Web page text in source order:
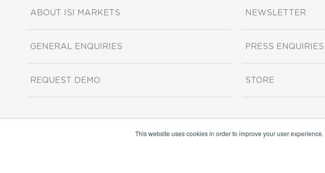
This website uses cookies in order to improve your user
ABOUT ISI MARKETS
GENERAL ENQUIRIES
REQUEST DEMO
NEWSLETTER
PRESS ENQUIRIES
STORE
Copyright ©2026 ISI Markets. All rights reserved.